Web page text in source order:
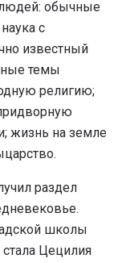
обычные
с
известный
темы
религию;
жизнь на земле
раздел
школы
Цецилия